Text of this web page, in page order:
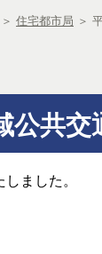
＞ 住宅都市局 ＞
公共交
ました。